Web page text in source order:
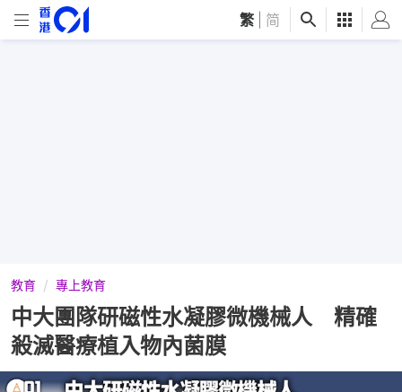
繁 简
教育 專上教育
中大團隊研磁性水凝膠微機械人 精確
殺滅醫療植入物內菌膜